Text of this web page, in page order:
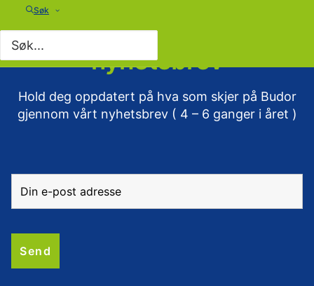
Søk
Meld deg på vårt
nyhetsbrev
Hold deg oppdatert på hva som skjer på Budor
gjennom vårt nyhetsbrev ( 4 – 6 ganger i året )